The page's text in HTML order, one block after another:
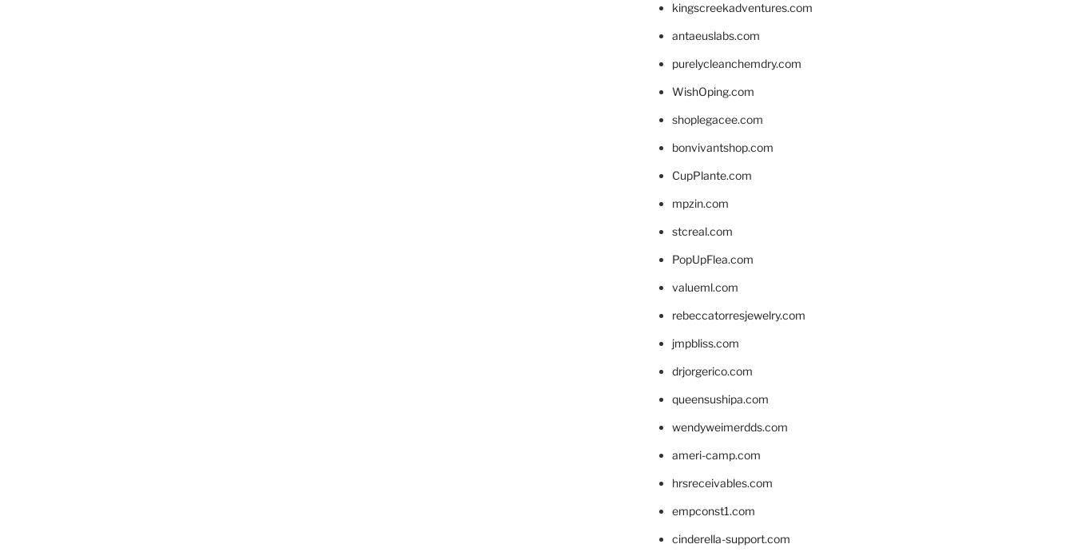
kingscreekadventures.com
antaeuslabs.com
purelycleanchemdry.com
WishOping.com
shoplegacee.com
bonvivantshop.com
CupPlante.com
mpzin.com
stcreal.com
PopUpFlea.com
valueml.com
rebeccatorresjewelry.com
jmpbliss.com
drjorgerico.com
queensushipa.com
wendyweimerdds.com
ameri-camp.com
hrsreceivables.com
empconst1.com
cinderella-support.com